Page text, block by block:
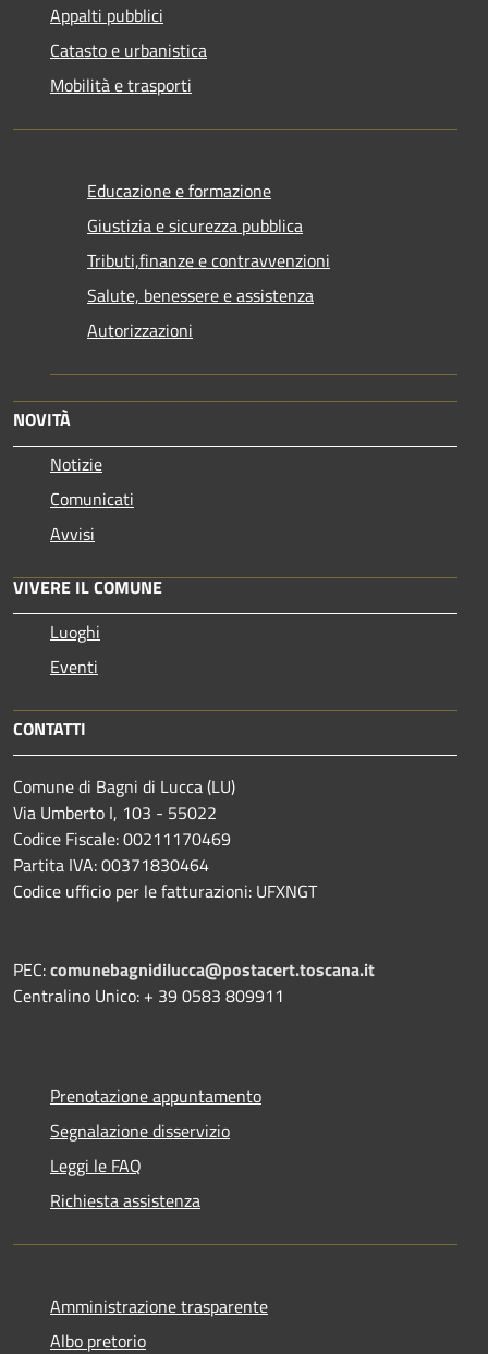
Appalti pubblici
Catasto e urbanistica
Mobilità e trasporti
Educazione e formazione
Giustizia e sicurezza pubblica
Tributi,finanze e contravvenzioni
Salute, benessere e assistenza
Autorizzazioni
NOVITÀ
Notizie
Comunicati
Avvisi
VIVERE IL COMUNE
Luoghi
Eventi
CONTATTI
Comune di Bagni di Lucca (LU)
Via Umberto I, 103 - 55022
Codice Fiscale: 00211170469
Partita IVA: 00371830464
Codice ufficio per le fatturazioni: UFXNGT
PEC:comunebagnidilucca@postacert.toscana.it
Centralino Unico: + 39 0583 809911
Prenotazione appuntamento
Segnalazione disservizio
Leggi le FAQ
Richiesta assistenza
Amministrazione trasparente
Albo pretorio